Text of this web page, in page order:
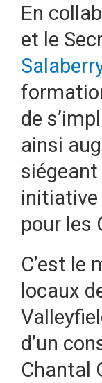
En
et le
de
ainsi
initiative
pour les
C’est le
locaux
d’un
Chantal